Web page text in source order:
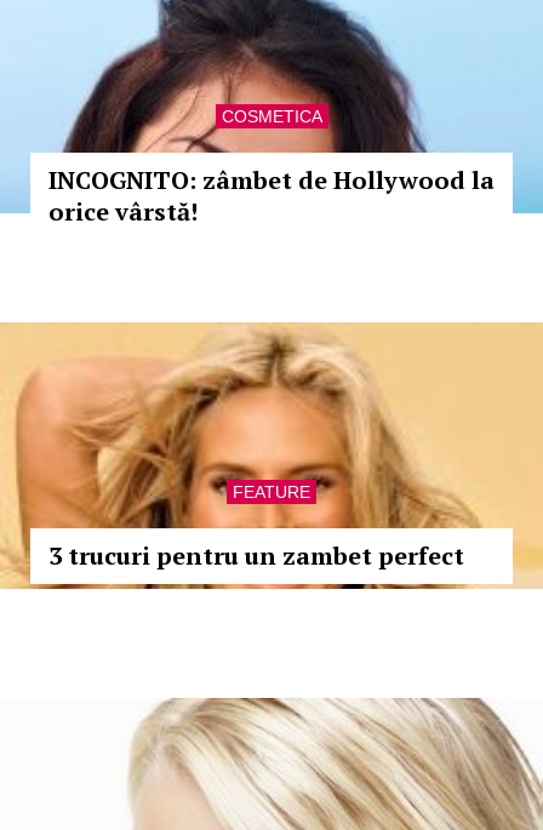
COSMETICA
INCOGNITO: zâmbet de Hollywood la
orice vârstă!
FEATURE
3 trucuri pentru un zambet perfect